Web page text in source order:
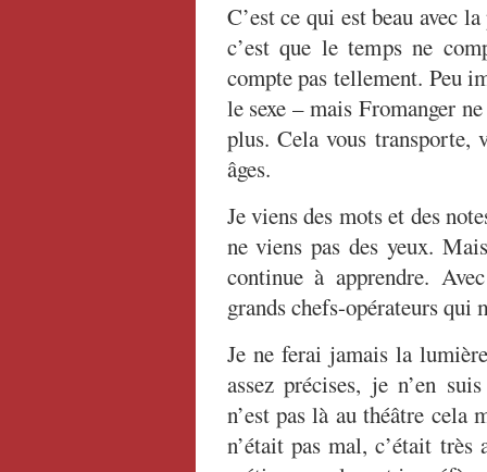
C’est ce qui est beau avec
c’est que le temps ne
compte pas tellement. Peu
le sexe – mais Fromanger
plus. Cela vous transporte,
âges.
Je viens des mots et des
ne viens pas des yeux.
continue à apprendre.
grands chefs-opérateurs qui
Je ne ferai jamais la
assez précises, je n’en
n’est pas là au théâtre cela
n’était pas mal, c’était très